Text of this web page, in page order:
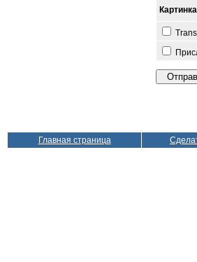
Главная страница